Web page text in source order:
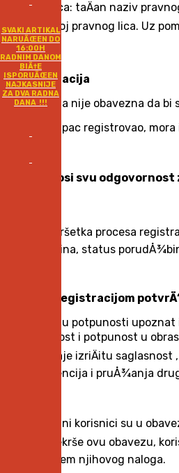
pravnog lica: taÄan naziv
matiÄni broj pravnog lica. Uz
3. Registracija
Registracija nije obavezna da bi
Da bi se Kupac registrovao,
Kupac snosi svu
Nakon završetka procesa
porudÅ¾bina, status
Korisnik registracijom
da je u potpunosti
taÄnost i potpunost u
da daje izriÄitu
evidencija i pruÅ¾anja
Registrovani korisnici su u
Ukoliko prekrše ovu obavezu,
korišÄ‡enjem njihovog naloga.
SVAKI ARTIKAL
NARUÄŒEN DO
16:00H
RADNIM DANOM
BIÄ†E
ISPORUÄŒEN
NAJKASNIJE
ZA DVA RADNA
DANA !!!